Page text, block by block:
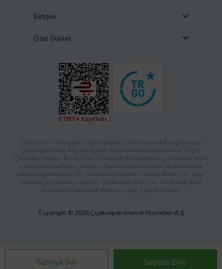
Satıcıya Sor Sepete Ekle
İletişim
Özel Günler
Türkiye’nin önde gelen online alışveriş sitesi ve mobil uygulaması
Çiçeksepeti’nde, ihtiyacınız olan tüm ürünleri bulabilirsiniz. Çiçek,
Çikolata, Hediye, Kişiye Özel Ürünler ve Hediye Setleri gibi birçok farklı
kategoride aradığınız binlerce ürünü sizlere sunuyor ve zamanında
kapınıza getiriyoruz! Siz de ister sevdiklerinizi mutlu etmek için, ister
kendiniz için sipariş verebilir; Çiçeksepeti Extra’nın fırsatlarla dolu
dünyasıyla tanışarak mutlu bir gün geçirebilirsiniz.
Copyright © 2026 Çiçeksepeti İnternet Hizmetleri A.Ş